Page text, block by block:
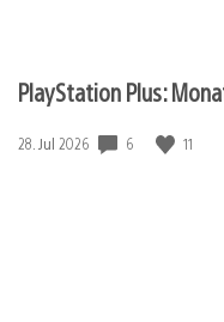
PlayStation Plus:
Veröffentlichungsdatum:
28. Jul 2026 6 11